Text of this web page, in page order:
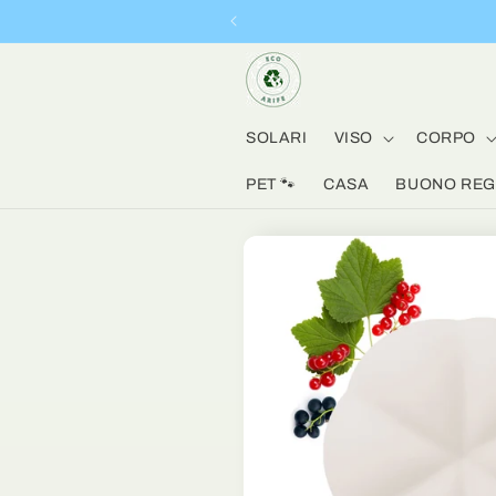
ai contenuti
SOLARI VISO CORPO
PET 🐾 CASA BUONO
Passa alle
informazioni
sul prodotto